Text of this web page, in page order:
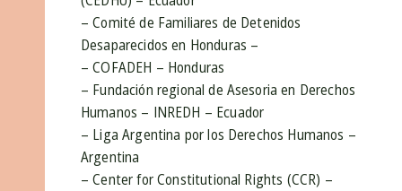
– Comité de Familiares de Detenidos
Desaparecidos en Honduras –
– COFADEH – Honduras
– Fundación regional de Asesoria en Derechos
Humanos – INREDH – Ecuador
– Liga Argentina por los Derechos Humanos –
Argentina
– Center for Constitutional Rights (CCR) –